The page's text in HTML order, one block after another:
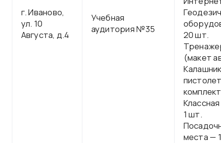
г. Иваново,
ул. 10
Августа, д.4
Учебная
аудитория №35
20 шт.
(макет
комплект
1 шт.
места —